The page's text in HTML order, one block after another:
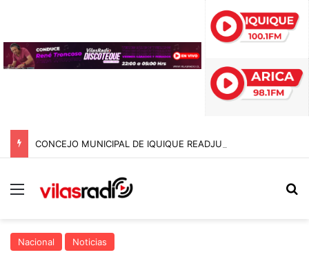
Menú
Nacional Noticias